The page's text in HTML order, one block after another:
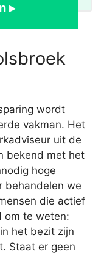
▸
wordt
vakman. Het
uit de
bekend met het
hoge
behandelen we
die actief
om te weten:
het bezit zijn
Staat er geen